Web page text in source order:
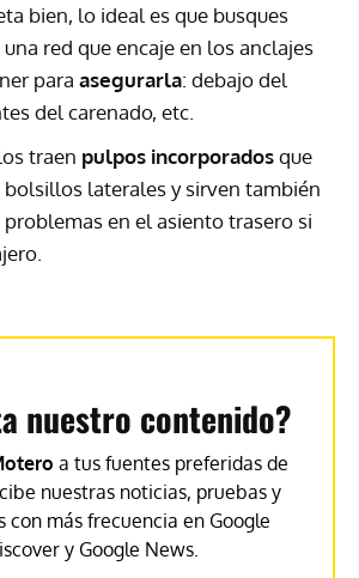
bien, lo ideal es que busques
red que encaje en los anclajes
para asegurarla: debajo del
del carenado, etc.
traen pulpos incorporadosque
bolsillos laterales y sirven también
en el asiento trasero si
nuestro contenido?
a tus fuentes preferidas de
nuestras noticias, pruebas y
con más frecuencia en Google
y Google News.